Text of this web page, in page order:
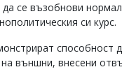
да се възобнови
си курс.
способност
външни, внесени